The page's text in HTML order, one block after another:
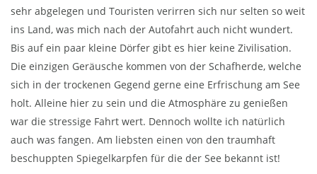
sehr abgelegen und Touristen verirren sich nur selten so weit
ins Land, was mich nach der Autofahrt auch nicht wundert.
Bis auf ein paar kleine Dörfer gibt es hier keine Zivilisation.
Die einzigen Geräusche kommen von der Schafherde, welche
sich in der trockenen Gegend gerne eine Erfrischung am See
holt. Alleine hier zu sein und die Atmosphäre zu genießen
war die stressige Fahrt wert. Dennoch wollte ich natürlich
auch was fangen. Am liebsten einen von den traumhaft
beschuppten Spiegelkarpfen für die der See bekannt ist!